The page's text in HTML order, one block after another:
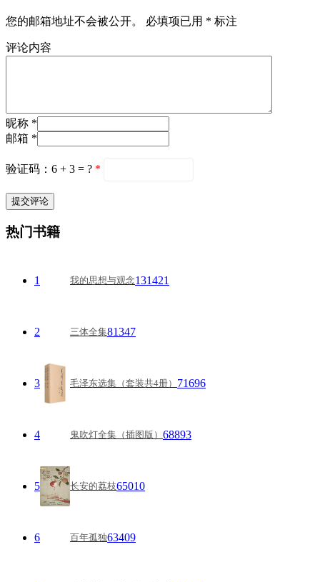
您的邮箱地址不会被公开。 必填项已用 * 标注
评论内容
昵称 *
邮箱 *
验证码：6 + 3 = ? *
热门书籍
1 我的思想与观念131421
2 三体全集81347
3 毛泽东选集（套装共4册） 71696
4 鬼吹灯全集（插图版） 68893
5 长安的荔枝65010
6 百年孤独63409